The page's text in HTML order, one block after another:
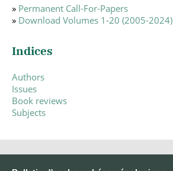
» Permanent Call-For-Papers
» Download Volumes 1-20 (2005-2024)
Indices
Authors
Issues
Book reviews
Subjects